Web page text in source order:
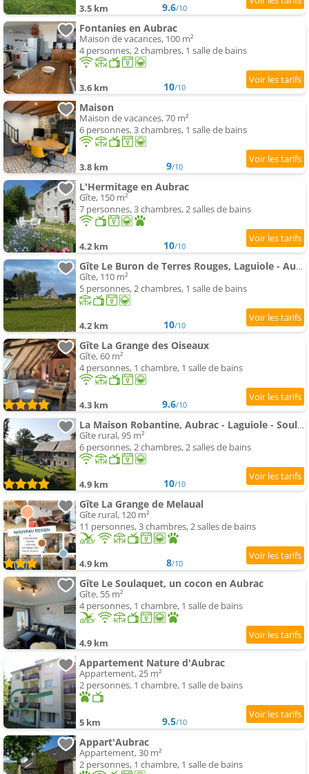
3.5 km 9.6/10
Fontanies en Aubrac
Maison de vacances, 100 m²
4 personnes, 2 chambres, 1 salle de bains
3.6 km 10/10
Maison
Maison de vacances, 70 m²
6 personnes, 3 chambres, 1 salle de bains
3.8 km 9/10
L'Hermitage en Aubrac
Gîte, 150 m²
7 personnes, 3 chambres, 2 salles de bains
4.2 km 10/10
Gîte Le Buron de Terres Rouges, Laguiole - Aubrac
Gîte, 110 m²
5 personnes, 2 chambres, 1 salle de bains
4.2 km 10/10
Gîte La Grange des Oiseaux
Gîte, 60 m²
4 personnes, 1 chambre, 1 salle de bains
4.3 km 9.6/10
La Maison Robantine, Aubrac - Laguiole - Soulages
Gîte rural, 95 m²
6 personnes, 2 chambres, 2 salles de bains
4.9 km 10/10
Gîte La Grange de Melaual
Gîte rural, 120 m²
11 personnes, 3 chambres, 2 salles de bains
4.9 km 8/10
Gîte Le Soulaquet, un cocon en Aubrac
Gîte, 55 m²
4 personnes, 1 chambre, 1 salle de bains
4.9 km
Appartement Nature d'Aubrac
Appartement, 25 m²
2 personnes, 1 chambre, 1 salle de bains
5 km 9.5/10
Appart'Aubrac
Appartement, 30 m²
2 personnes, 1 chambre, 1 salle de bains